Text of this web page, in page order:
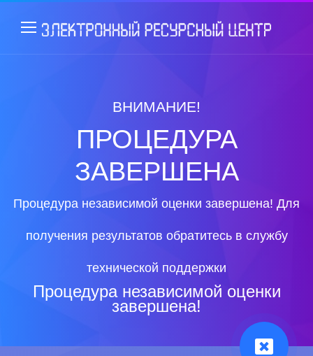
ВНИМАНИЕ!
ПРОЦЕДУРА
ЗАВЕРШЕНА
Процедура независимой оценки завершена! Для
получения результатов обратитесь в службу
технической поддержки
Процедура независимой оценки
завершена!